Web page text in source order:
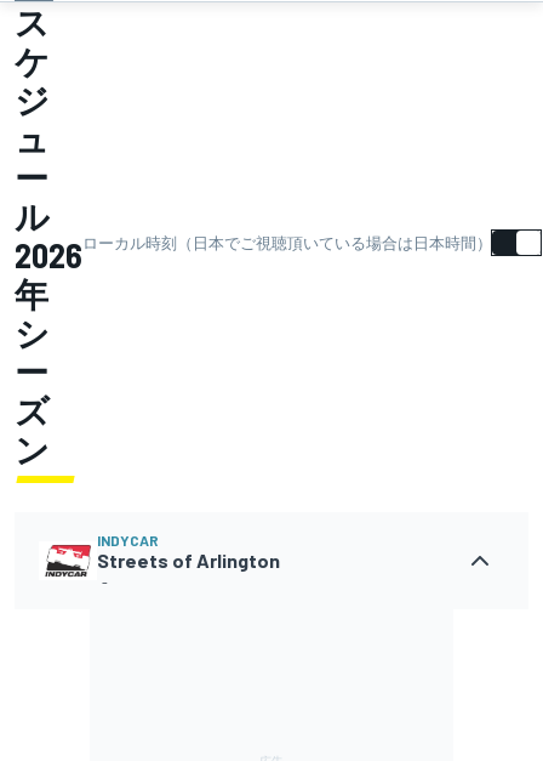
ス
ケ
ジ
ュ
ー
ル
2026
年
シ
ー
ズ
ン
ローカル時刻（日本でご視聴頂いている場合は日本時間）
INDYCAR
Streets of Arlington
-